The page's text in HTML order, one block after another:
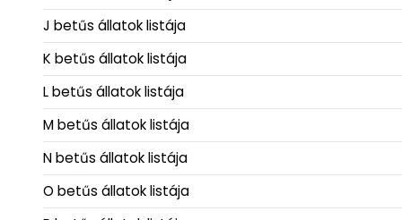
J betűs állatok listája
K betűs állatok listája
L betűs állatok listája
M betűs állatok listája
N betűs állatok listája
O betűs állatok listája